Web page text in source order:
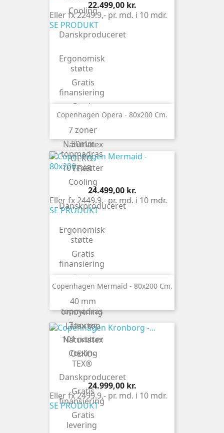
Pris
22.499,00 kr.
Eller fx 2249.9,- pr. md. i 10 mdr.
SE PRODUKT
Cooling
Danskproduceret
Ergonomisk
støtte
Gratis
finansiering
Gratis
levering
Latex top
Naturlatex
OEKO-
TEX®
Pris
24.499,00 kr.
Eller fx 2449.9,- pr. md. i 10 mdr.
SE PRODUKT
Copenhagen Opera - 80x200 Cm.
7 zoner
50mm
topmadras
101 nætter
Cooling
Danskproduceret
Ergonomisk
støtte
Gratis
finansiering
Gratis
levering
Gratis
ombytning
Latex top
Naturlatex
OEKO-
TEX®
Pris
24.999,00 kr.
Eller fx 2499.9,- pr. md. i 10 mdr.
SE PRODUKT
Copenhagen Mermaid - 80x200 Cm.
40 mm
topmadras
7 zoner
101 nætter
Cooling
Danskproduceret
Gratis
finansiering
Gratis
levering